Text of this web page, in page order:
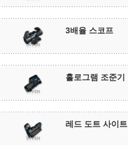
3배율 스코프
홀로그램 조준기
레드 도트 사이트